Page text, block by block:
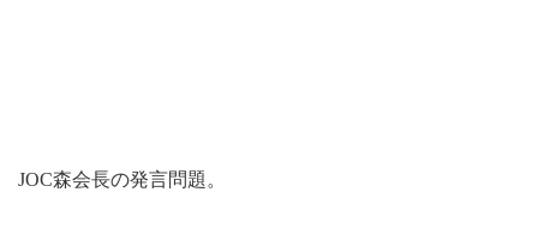
JOC森会長の発言問題。